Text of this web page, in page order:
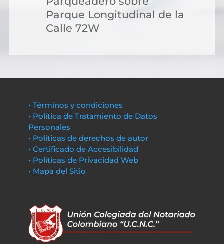
Parque Longitudinal de la
Calle 72W
• Términos y condiciones
• Política de Tratamiento de Datos
Personales
• Políticas de derechos de autor
• Certificado de Accesibilidad
• Políticas de Privacidad Web
• Mapa del Sitio